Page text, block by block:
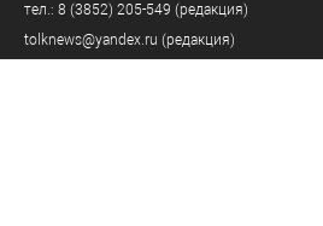
тел.: 8 (3852) 205-549 (редакция)
tolknews@yandex.ru (редакция)